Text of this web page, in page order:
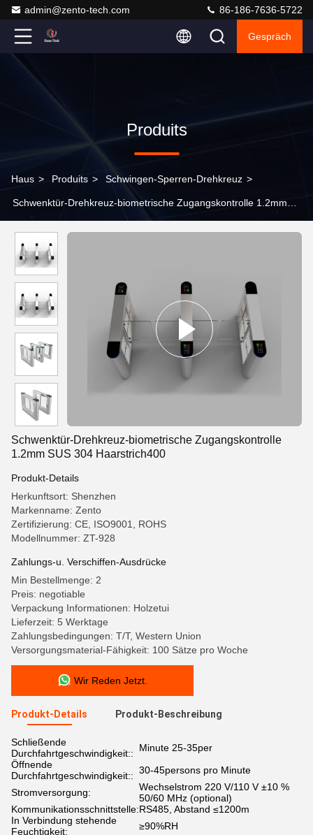
admin@zento-tech.com 86-186-7636-5722
Gespräch
Produits
Haus > Produits > Schwingen-Sperren-Drehkreuz >
Schwenktür-Drehkreuz-biometrische Zugangskontrolle 1.2mm
Schwenktür-Drehkreuz-biometrische Zugangskontrolle
1.2mm SUS 304 Haarstrich400
Produkt-Details
Herkunftsort: Shenzhen
Markenname: Zento
Zertifizierung: CE, ISO9001, ROHS
Modellnummer: ZT-928
Zahlungs-u. Verschiffen-Ausdrücke
Min Bestellmenge: 2
Preis: negotiable
Verpackung Informationen: Holzetui
Lieferzeit: 5 Werktage
Zahlungsbedingungen: T/T, Western Union
Versorgungsmaterial-Fähigkeit: 100 Sätze pro Woche
Wir Reden Jetzt.
Produkt-Details Produkt-Beschreibung
Schließende
Durchfahrtgeschwindigkeit::
Minute 25-35per
Öffnende
Durchfahrtgeschwindigkeit:: 30-45persons pro Minute
Stromversorgung:
Wechselstrom 220 V/110 V ±10 %
50/60 MHz (optional)
Kommunikationsschnittstelle:RS485, Abstand ≤1200m
In Verbindung stehende
Feuchtigkeit:
≥90%RH